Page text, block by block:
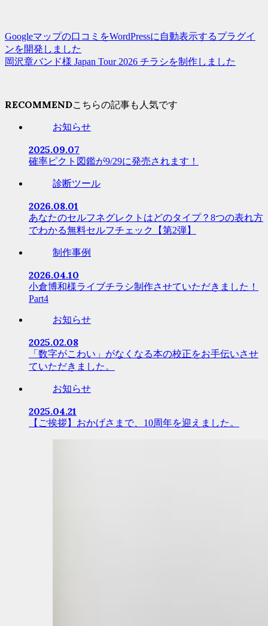
Googleマップの口コミをWordPressに自動表示するプラグイ
ンを開発しました
岡沢章バンド様 Japan Tour 2026 チラシを制作しました
RECOMMEND
お知らせ
2025.09.07
確率ピクト図鑑が9/29に発売されます！
診断ツール
2026.08.01
あなたのセルフネグレクトはどのタイプ？8つの表れ方
でわかる無料セルフチェック【第2弾】
制作事例
2026.04.10
小倉博和様ライブチラシ制作させていただきました！
Part4
お知らせ
2025.02.08
「数字がこわい」がなくなる本の校正をお手伝いさせ
ていただきました。
お知らせ
2025.04.21
【ご挨拶】おかげさまで、10周年を迎えました。